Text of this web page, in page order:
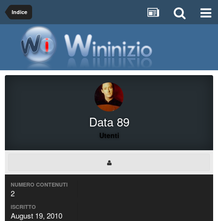
Indice
Data 89
Utenti
NUMERO CONTENUTI
2
ISCRITTO
August 19, 2010